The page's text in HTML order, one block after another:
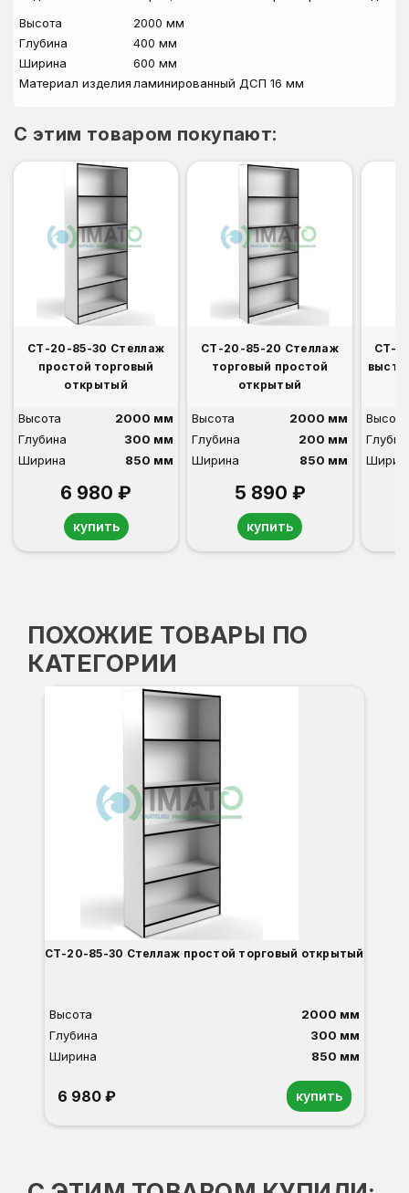
Высота
2000 мм
Глубина
400 мм
Ширина
600 мм
Материал изделия ламинированный ДСП 16 мм
C этим товаром покупают:
СТ-20-85-30 Стеллаж
простой торговый
открытый
Высота
2000 мм
Глубина
300 мм
Ширина
850 мм
6 980 ₽
купить
СТ-20-85-20 Стеллаж
торговый простой
открытый
Высота
2000 мм
Глубина
200 мм
Ширина
850 мм
5 890 ₽
купить
СТ-
Высота
ПОХОЖИЕ ТОВАРЫ ПО
КАТЕГОРИИ
СТ-20-85-30 Стеллаж простой торговый открытый
Высота
2000 мм
Глубина
300 мм
Ширина
850 мм
6 980 ₽ купить